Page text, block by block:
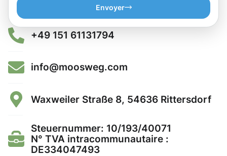
Envoyer
+49 151 61131794
info@moosweg.com
Waxweiler Straße 8, 54636 Rittersdorf
Steuernummer: 10/193/40071
N° TVA intracommunautaire :
DE334047493